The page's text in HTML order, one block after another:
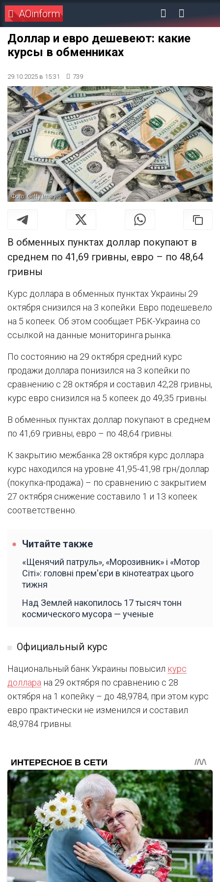
AOinform
Доллар и евро дешевеют: какие
курсы в обменниках
29.10.2025 в 15:31 739
Фото: Getty Images
В обменных пунктах доллар покупают в
среднем по 41,69 гривны, евро – по 48,64
гривны
Курс доллара в обменных пунктах Украины 29
октября снизился на 3 копейки. Евро подешевело
на 5 копеек. Об этом сообщает РБК-Украина со
ссылкой на данные мониторинга рынка.
По состоянию на 29 октября средний курс
продажи доллара понизился на 3 копейки по
сравнению с 28 октября и составил 42,28 гривны,
курс евро снизился на 5 копеек до 49,35 гривны.
В обменных пунктах доллар покупают в среднем
по 41,69 гривны, евро – по 48,64 гривны.
К закрытию межбанка 28 октября курс доллара
курс находился на уровне 41,95-41,98 грн/доллар
(покупка-продажа) – по сравнению с закрытием
27 октября снижение составило 1 и 13 копеек
соответственно.
Читайте также
«Щенячий патруль», «Морозивник» і «Мотор
Сіті»: головні прем'єри в кінотеатрах цього
тижня
Над Землей накопилось 17 тысяч тонн
космического мусора — ученые
Официальный курс
Национальный банк Украины повысил курс
доллара на 29 октября по сравнению с 28
октября на 1 копейку – до 48,9784, при этом курс
евро практически не изменился и составил
48,9784 гривны.